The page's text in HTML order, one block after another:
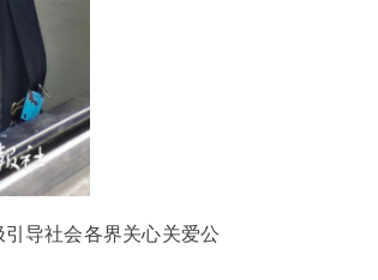
导社会各界关心关爱公